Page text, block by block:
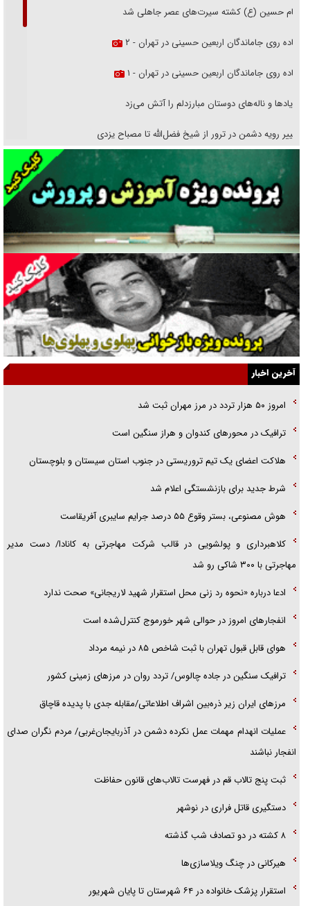
امام حسین (ع) کشته سیرت‌های عصر جاهلی شد
پیاده روی جاماندگان اربعین حسینی در تهران - ۲
پیاده روی جاماندگان اربعین حسینی در تهران - ۱
فریاد‌ها و ناله‌های دوستان مبارزدلم را آتش می‌زد
تغییر رویه دشمن در ترور از شیخ فضل‌الله تا مصباح یزدی
خرید قسطی اولش خنده و آخرش گریه است!
فوتبال و آن «بالا»!
راهبرد غافلگیری با نسل جدید پهپاد‌ها
جنجال پزشکان تقلبی در صنعت زیبایی
یهودی‌ها در ادبیات داستانی اروپا؛ از شکسپیر تا دیکنز
گفت‌وگو با خواهر یکی از شهدای جنگ رمضان/ خواهرم فرمانده جهادی و
اهل خدمت بی‌منت بود
جزئیات شکنجه‌هایم فراتر از آن است که در بیان بگنجد!
گزارش «جوان» از قوانین سخت‌گیرانه ۶ قاره در برابر یورش به پاسگاه‌های
آخرین اخبار
امروز ۵۰ هزار تردد در مرز مهران ثبت شد
ترافیک در محور‌های کندوان و هراز سنگین است
هلاکت اعضای یک تیم تروریستی در جنوب استان سیستان و بلوچستان
شرط جدید برای بازنشستگی اعلام شد
هوش مصنوعی، بستر وقوع ۵۵ درصد جرایم سایبری آفریقاست
کلاهبرداری و پولشویی در قالب شرکت مهاجرتی به کانادا/ دست مدیر
مهاجرتی با ۳۰۰ شاکی رو شد
ادعا درباره «نحوه رد زنی محل استقرار شهید لاریجانی» صحت ندارد
انفجار‌های امروز در حوالی شهر خورموج کنترل‌شده است
هوای قابل قبول تهران با ثبت شاخص ۸۵ در نیمه مرداد
ترافیک سنگین در جاده چالوس/ تردد روان در مرز‌های زمینی کشور
مرز‌های ایران زیر ذره‌بین اشراف اطلاعاتی/مقابله جدی با پدیده قاچاق
عملیات انهدام مهمات عمل نکرده دشمن در آذربایجان‌غربی/ مردم نگران صدای
انفجار نباشند
ثبت پنج تالاب قم در فهرست تالاب‌های قانون حفاظت
دستگیری قاتل فراری در نوشهر
۸ کشته در دو تصادف شب گذشته
هیرکانی در چنگ ویلاسازی‌ها
‌استقرار پزشک خانواده در ۶۴ شهرستان تا پایان شهریور